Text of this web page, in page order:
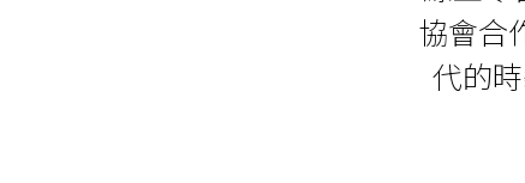
協會合
代的